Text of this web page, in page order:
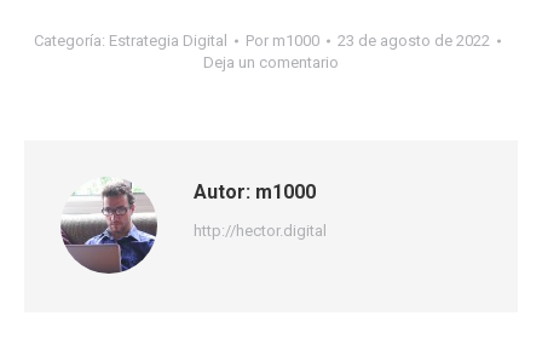
Categoría: Estrategia Digital Por m1000
23 de agosto de 2022
Deja un comentario
Autor: m1000
http://hector.digital